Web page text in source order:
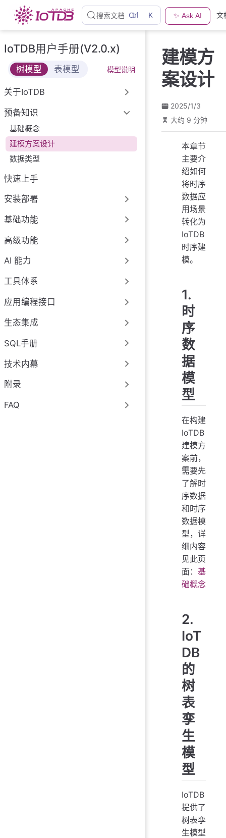
跳
至
主
要
內
容
搜索文档 Ctrl K ✨ Ask AI 文
IoTDB用户手册(V2.0.x)
树模型 表模型 模型说明
关于IoTDB
预备知识
基础概念
建模方案设计
数据类型
快速上手
安装部署
基础功能
高级功能
AI 能力
工具体系
应用编程接口
生态集成
SQL手册
技术内幕
附录
FAQ
建模方
案设计
2025/1/3
大约 9 分钟
本章节
主要介
绍如何
将时序
数据应
用场景
转化为
IoTDB
时序建
模。
1.
时
序
数
据
模
型
在构建
IoTDB
建模方
案前，
需要先
了解时
序数据
和时序
数据模
型，详
细内容
见此页
面： 基
础概念
2.
IoT
DB
的
树
表
孪
生
模
型
IoTDB
提供了
树表孪
生模型